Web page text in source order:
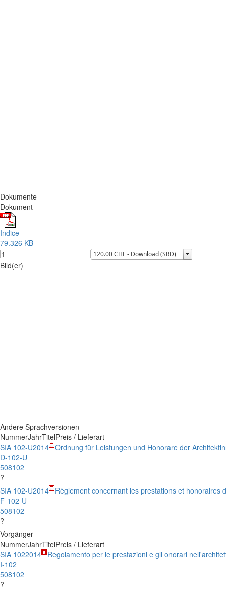
Dokumente
Dokument
Indice
79.326 KB
Bild(er)
Andere Sprachversionen
NummerJahrTitelPreis / Lieferart
SIA 102-U
D-102-U
508102
?
2014 Ordnung für Leistungen und Honorare der
SIA 102-U
F-102-U
508102
?
2014 Règlement concernant les prestations et honoraires
Vorgänger
NummerJahrTitelPreis / Lieferart
SIA 102
I-102
508102
?
2014 Regolamento per le prestazioni e gli onorari